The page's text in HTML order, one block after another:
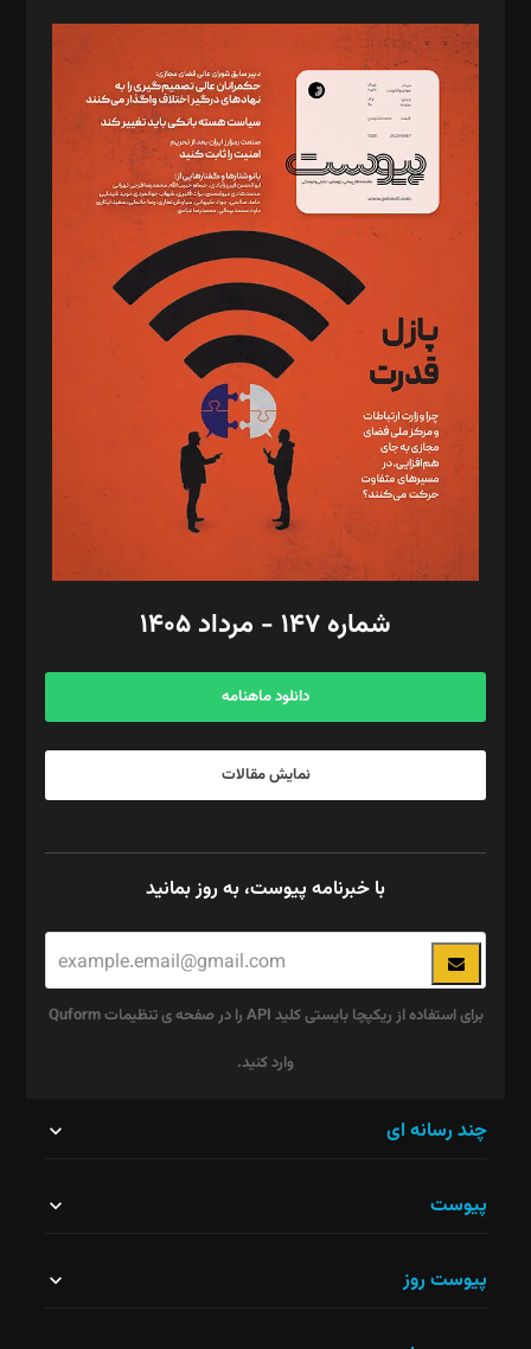
مدیر مسئول: محمدباقر اثنی‌عشری
سردبیر: مهرک محمودی
دبیر تحریریه: میثم قاسمی
د‌بیر ناداستان: سمانه سمیع
د‌بیر خدمت و تجارت: ابوالفضل رجبی
د‌بیر حقوق فناوری: حسام‌الدین ایپکچی
د‌بیر پیوست جهان: مینا پاکدل
د‌بیر تحریریه آنلاین: بابک نقاش
تحریریه‌: مجتبی محمود‌ی، آرش برهمند، یسنا امان‌پور، سروش کرمیان،
مصطفی مسجدی آرانی، ابوالفضل رجبی، زهرا فکرانه، فائزه فتحی
رستمی،مصطفی باستان
ویرایش: نگار استاد‌‌آقا
طراح یونیفرم: مجید توکلی
فیلمبرداری و عکاسی: امیر شفیعی، مانی لطفی زاده
گرافیک و صفحه‌آرایی: سید‌سبحان‌علی ثابت
مد‌یر توسعه تجاری: کامبیز برید‌
امور مالی: شاپور رهبری، محمد‌ کاظمی‌نیا
آگهی و مشترکین: ۰۹۱۹۹۹۹۰۴۵۴
شماره ۱۴۷ - مرداد ۱۴۰۵
دانلود ماهنامه
نمایش مقالات
با خبرنامه پیوست، به روز بمانید
برای استفاده از ریکپچا بایستی کلید API را در صفحه ی تنظیمات Quform
وارد کنید.
نباید
چند رسانه ای
پیوست
پیوست روز